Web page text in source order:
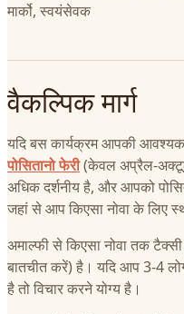
मार्को, स्वयंसेवक
वैकल्पिक मार्ग
यदि बस कार्यक्रम आपकी
पोसितानो फेरी(केवल अप्रैल-
अधिक दर्शनीय है, और आपको
जहां से आप किएसा नोवा के लिए
अमाल्फी से किएसा नोवा तक
बातचीत करें) है। यदि आप 3-4
है तो विचार करने योग्य है।